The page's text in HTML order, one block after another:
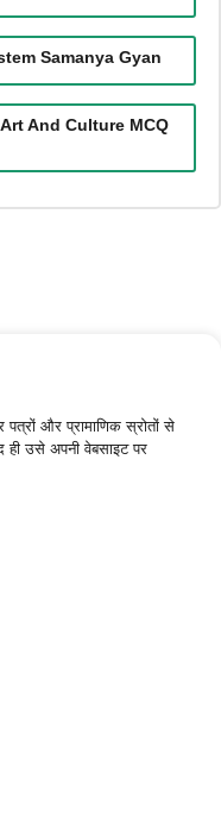
Samanya Gyan
Art And Culture MCQ
पत्रों और प्रामाणिक स्रोतों से
उसे अपनी वेबसाइट पर